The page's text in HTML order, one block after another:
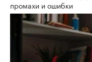
промахи и ошибки